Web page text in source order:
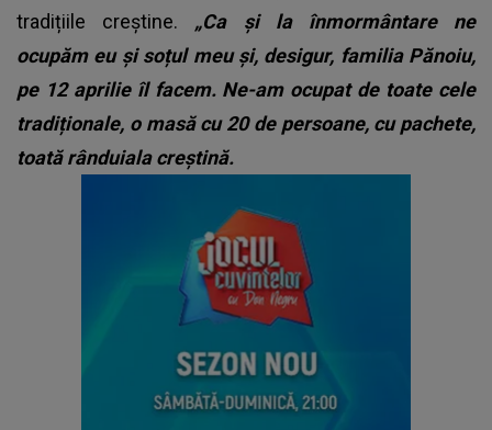
tradițiile creștine. „Ca și la înmormântare ne
ocupăm eu și soțul meu și, desigur, familia Pănoiu,
pe 12 aprilie îl facem. Ne-am ocupat de toate cele
tradiționale, o masă cu 20 de persoane, cu pachete,
toată rânduiala creștină.